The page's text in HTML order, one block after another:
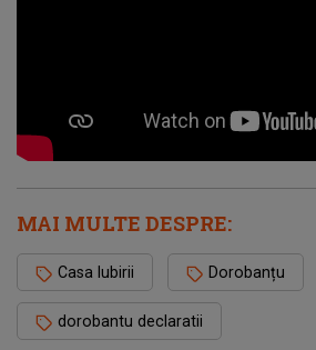
MAI MULTE DESPRE:
Casa Iubirii Dorobanțu
dorobantu declaratii